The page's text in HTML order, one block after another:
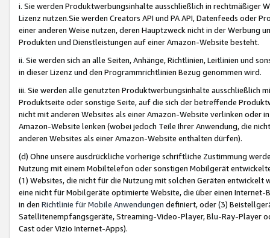
i. Sie werden Produktwerbungsinhalte ausschließlich in rechtmäßiger
Lizenz nutzen.Sie werden Creators API und PA API, Datenfeeds oder
einer anderen Weise nutzen, deren Hauptzweck nicht in der Werbung
Produkten und Dienstleistungen auf einer Amazon-Website besteht.
ii. Sie werden sich an alle Seiten, Anhänge, Richtlinien, Leitlinien und
in dieser Lizenz und den Programmrichtlinien Bezug genommen wird.
iii. Sie werden alle genutzten Produktwerbungsinhalte ausschließlich
Produktseite oder sonstige Seite, auf die sich der betreffende
nicht mit anderen Websites als einer Amazon-Website verlinken oder
Amazon-Website lenken (wobei jedoch Teile Ihrer Anwendung, die
anderen Websites als einer Amazon-Website enthalten dürfen).
(d) Ohne unsere ausdrückliche vorherige schriftliche Zustimmung
Nutzung mit einem Mobiltelefon oder sonstigen Mobilgerät
(1) Websites, die nicht für die Nutzung mit solchen Geräten
eine nicht für Mobilgeräte optimierte Website, die über einen
in den Richtlinie für Mobile Anwendungen definiert, oder (3)
Satellitenempfangsgeräte, Streaming-Video-Player, Blu-Ray-Player
Cast oder Vizio Internet-Apps).